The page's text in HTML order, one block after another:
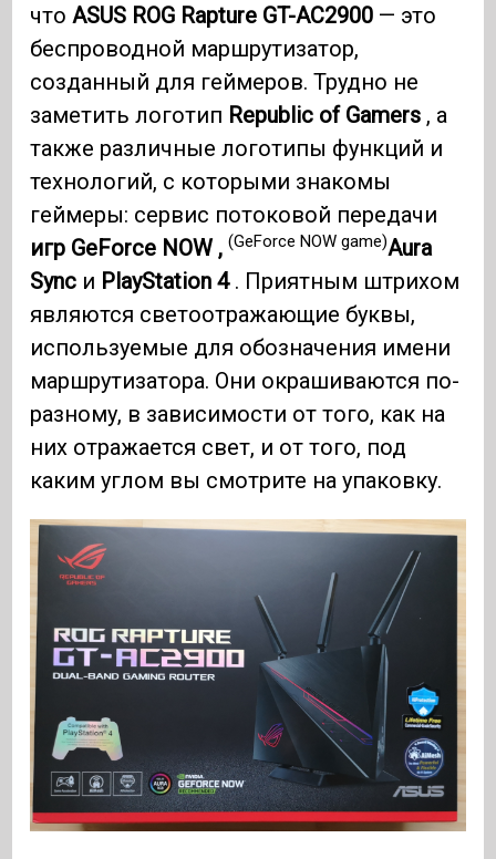
чтоASUS ROG Rapture GT-AC2900 — это
беспроводной маршрутизатор,
созданный для геймеров. Трудно не
заметить логотип Republic of Gamers , а
также различные логотипы функций и
технологий, с которыми знакомы
геймеры: сервис потоковой передачи
игр GeForce NOW ,(GeForce NOW game)Aura
Sync и PlayStation 4. Приятным штрихом
являются светоотражающие буквы,
используемые для обозначения имени
маршрутизатора. Они окрашиваются по-
разному, в зависимости от того, как на
них отражается свет, и от того, под
каким углом вы смотрите на упаковку.